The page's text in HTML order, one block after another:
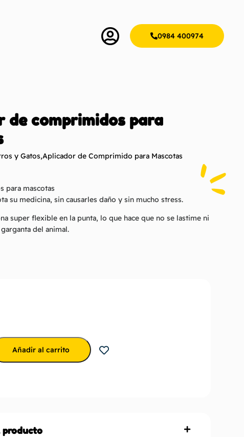
0984 400974
de comprimidos para
y Gatos,Aplicador de Comprimido para Mascotas
para mascotas
su medicina, sin causarles daño y sin mucho stress.
super flexible en la punta, lo que hace que no se lastime ni
del animal.
Añadir al carrito
producto